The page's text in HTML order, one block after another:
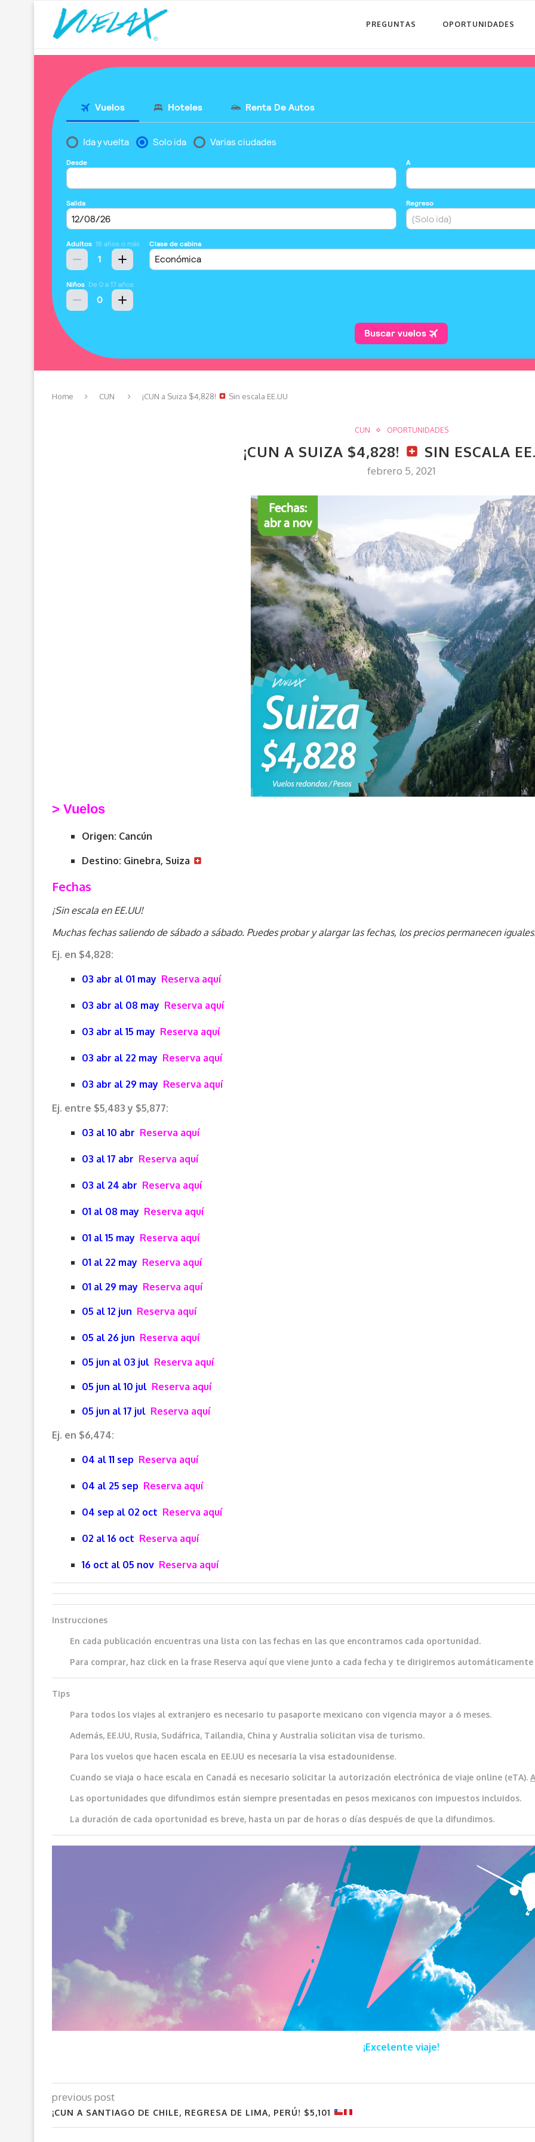
PREGUNTAS OPORTUNIDADES
Home CUN ¡CUN a Suiza $4,828! Sin escala EE.UU
CUN OPORTUNIDADES
¡CUN A SUIZA $4,828! SIN ESCALA
febrero 5, 2021
> Vuelos
Origen: Cancún
Destino: Ginebra, Suiza
Fechas
¡Sin escala en EE.UU!
Muchas fechas saliendo de sábado a sábado. Puedes probar y alargar las fechas, los precios permanecen
Ej. en $4,828:
03 abr al 01 may Reserva aquí
03 abr al 08 may Reserva aquí
03 abr al 15 may Reserva aquí
03 abr al 22 may Reserva aquí
03 abr al 29 may Reserva aquí
Ej. entre $5,483 y $5,877:
03 al 10 abr Reserva aquí
03 al 17 abr Reserva aquí
03 al 24 abr Reserva aquí
01 al 08 may Reserva aquí
01 al 15 may Reserva aquí
01 al 22 may Reserva aquí
01 al 29 may Reserva aquí
05 al 12 jun Reserva aquí
05 al 26 jun Reserva aquí
05 jun al 03 jul Reserva aquí
05 jun al 10 jul Reserva aquí
05 jun al 17 jul Reserva aquí
Ej. en $6,474:
04 al 11 sep Reserva aquí
04 al 25 sep Reserva aquí
04 sep al 02 oct Reserva aquí
02 al 16 oct Reserva aquí
16 oct al 05 nov Reserva aquí
Instrucciones
En cada publicación encuentras una lista con las fechas en las que encontramos cada oportunidad.
Para comprar, haz click en la frase Reserva aquí que viene junto a cada fecha y te dirigiremos
Tips
Para todos los viajes al extranjero es necesario tu pasaporte mexicano con vigencia mayor a 6 meses.
Además, EE.UU, Rusia, Sudáfrica, Tailandia, China y Australia solicitan visa de turismo.
Para los vuelos que hacen escala en EE.UU es necesaria la visa estadounidense.
Cuando se viaja o hace escala en Canadá es necesario solicitar la autorización electrónica de viaje online (eTA).
Las oportunidades que difundimos están siempre presentadas en pesos mexicanos con impuestos incluidos.
La duración de cada oportunidad es breve, hasta un par de horas o días después de que la difundimos.
¡Excelente viaje!
previous post
¡CUN A SANTIAGO DE CHILE, REGRESA DE LIMA, PERÚ! $5,101